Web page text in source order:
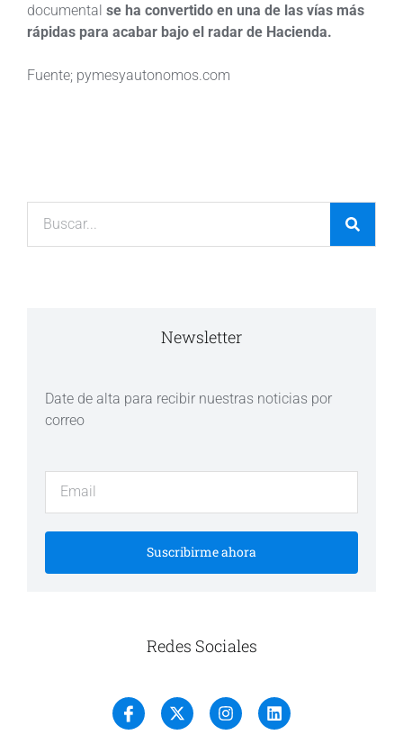
documental se ha convertido en una de las vías más
rápidas para acabar bajo el radar de Hacienda.
Fuente; pymesyautonomos.com
Newsletter
Date de alta para recibir nuestras noticias por
correo
Suscribirme ahora
Redes Sociales